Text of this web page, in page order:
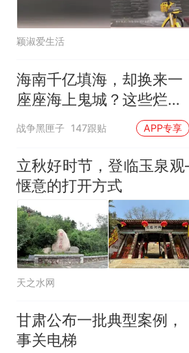
颖淑爱生活
海南千亿填海，却换来一
座座海上鬼城？这些烂摊
子未来该何去何从
战争黑匣子 147跟贴 APP专享
立秋好时节，登临玉泉
惬意的打开方式
天之水网
甘肃公布一批典型案例，
事关电梯